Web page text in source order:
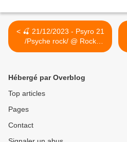
< 🍒 21/12/2023 - Psyro 21
/Psyche rock/ @ Rock
Classic - 55, rue Maché au
Free entrance
Hébergé par Overblog
Top articles
Pages
Contact